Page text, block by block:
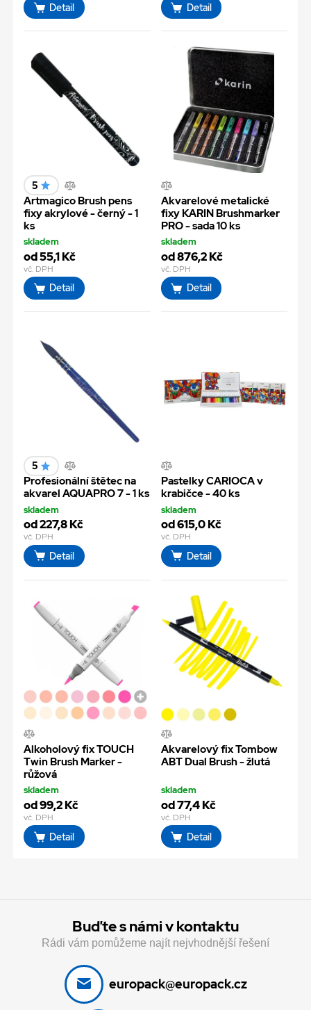
Detail Detail
5
Artmagico Brush pens
fixy akrylové - černý - 1
ks
skladem
od 55,1 Kč
vč. DPH
Detail
Akvarelové metalické
fixy KARIN Brushmarker
PRO - sada 10 ks
skladem
od 876,2 Kč
vč. DPH
Detail
5
Profesionální štětec na
akvarel AQUAPRO 7 - 1 ks
skladem
od 227,8 Kč
vč. DPH
Detail
Pastelky CARIOCA v
krabičce - 40 ks
skladem
od 615,0 Kč
vč. DPH
Detail
Alkoholový fix TOUCH
Twin Brush Marker -
růžová
skladem
od 99,2 Kč
vč. DPH
Detail
Akvarelový fix Tombow
ABT Dual Brush - žlutá
skladem
od 77,4 Kč
vč. DPH
Detail
Buďte s námi v kontaktu
Rádi vám pomůžeme najít nejvhodnější řešení
europack@europack.cz